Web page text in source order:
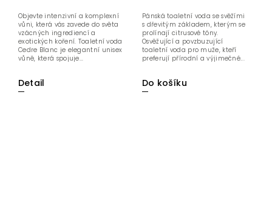
Detail
Objevte intenzivní a komplexní
vůni, která vás zavede do světa
vzácných ingrediencí a
exotických koření. Toaletní voda
Cedre Blanc je elegantní unisex
vůně, která spojuje...
Do košíku
Pánská toaletní voda se svěžími
s dřevitým základem, kterým se
prolínají citrusové tóny.
Osvěžující a povzbuzující
toaletní voda pro muže, kteří
preferují přírodní a výjimečné...